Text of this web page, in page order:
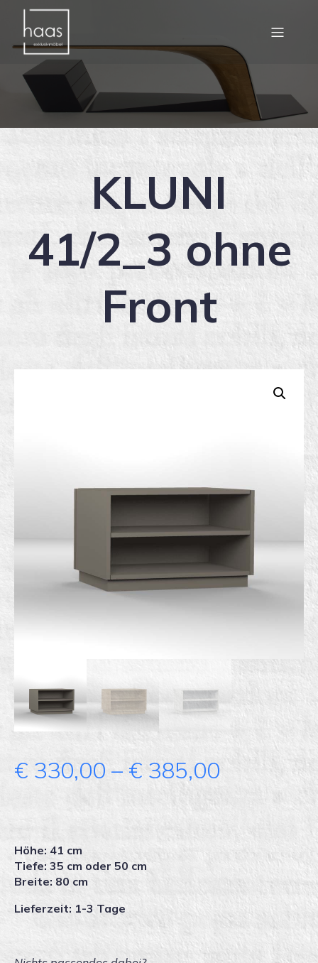
KLUNI
41/2_3 ohne
Front
€ 330,00 – € 385,00 Price
range:
€ 330,00
through
€ 385,00
Höhe: 41 cm
Tiefe: 35 cm oder 50 cm
Breite: 80 cm
Lieferzeit: 1-3 Tage